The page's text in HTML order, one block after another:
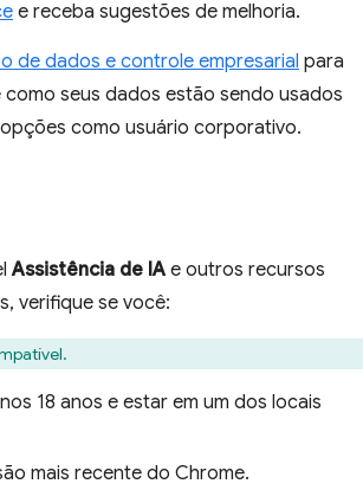
e receba sugestões de melhoria.
de dados e controle empresarial para
como seus dados estão sendo usados
como usuário corporativo.
Assistência de IA e outros recursos
verifique se você:
18 anos e estar em um dos locais
mais recente do Chrome.